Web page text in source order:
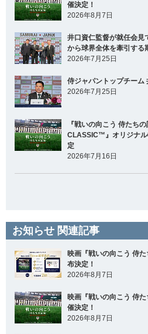
催決定！
2026年8月7日
井口資仁監督が就任会見
から球界全体を牽引する
2026年7月25日
侍ジャパントップチーム
2026年7月25日
『戦いの向こう 侍たち
CLASSIC™』オリジナ
定
2026年7月16日
お知らせ 関連記事
映画『戦いの向こう 侍
布決定！
2026年8月7日
映画『戦いの向こう 侍
催決定！
2026年8月7日